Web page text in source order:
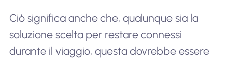
Ciò significa anche che, qualunque sia la
soluzione scelta per restare connessi
durante il viaggio, questa dovrebbe essere